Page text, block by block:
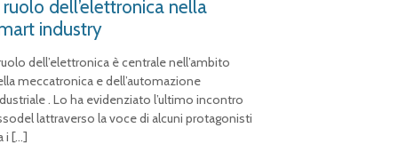
ruolo dell’elettronica nella
industry
dell’elettronica è centrale nell’ambito
meccatronica e dell’automazione
. Lo ha evidenziato l’ultimo incontro
lattraverso la voce di alcuni protagonisti
i […]